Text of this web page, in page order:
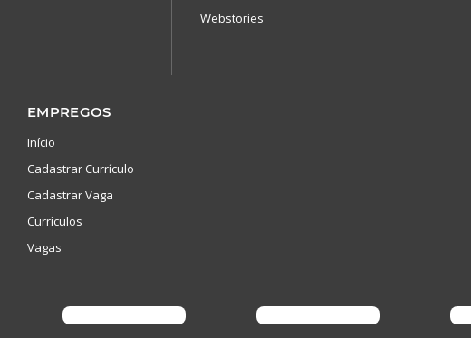
Webstories
EMPREGOS
Início
Cadastrar Currículo
Cadastrar Vaga
Currículos
Vagas